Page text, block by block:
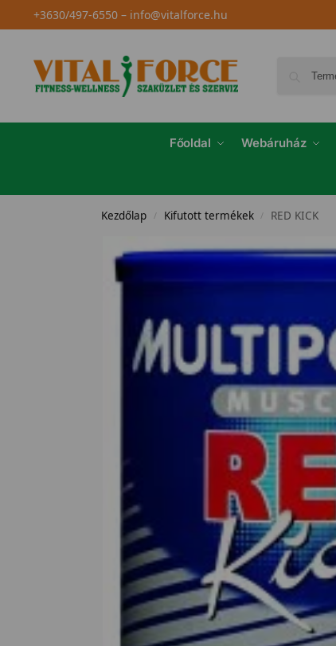
+3630/497-6550– info@vitalforce.hu
Főoldal Webáruház
Kezdőlap / Kifutott termékek / RED KICK